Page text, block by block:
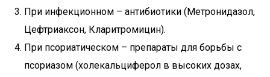
При инфекционном – антибиотики (Метронидазол,
Цефтриаксон, Кларитромицин).
При псориатическом – препараты для борьбы с
псориазом (холекальциферол в высоких дозах,